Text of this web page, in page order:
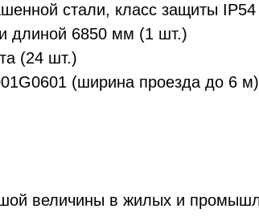
стали, класс защиты
длиной 6850 мм (1 шт.)
(24 шт.)
(ширина проезда до 6
величины в жилых и
8
и пожарную
долгосрочную работу